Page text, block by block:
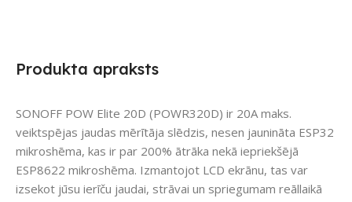
Produkta apraksts
SONOFF POW Elite 20D (POWR320D) ir 20A maks.
veiktspējas jaudas mērītāja slēdzis, nesen jaunināta ESP32
mikroshēma, kas ir par 200% ātrāka nekā iepriekšējā
ESP8622 mikroshēma. Izmantojot LCD ekrānu, tas var
izsekot jūsu ierīču jaudai, strāvai un spriegumam reāllaikā